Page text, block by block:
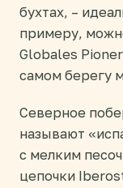
бухтах, –
примеру,
Globales
самом берегу
Северное
называют
с мелким
цепочки